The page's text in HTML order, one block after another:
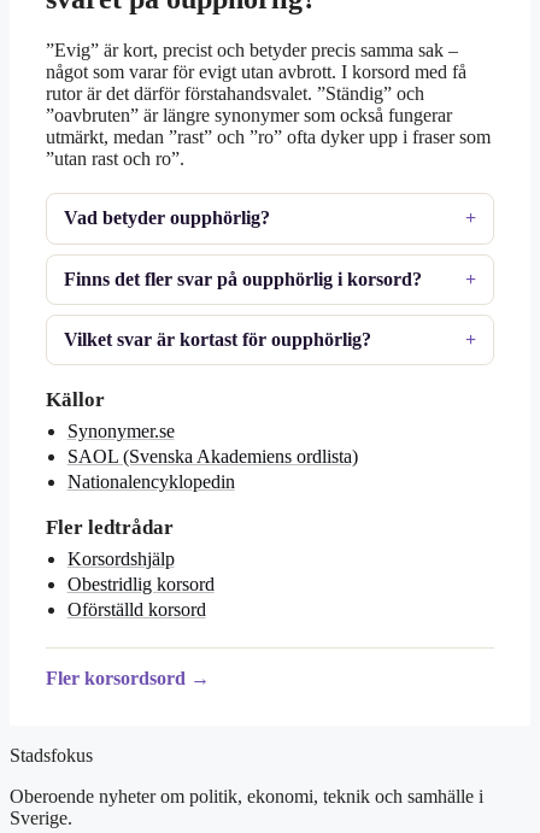
”Evig” är kort, precist och betyder precis samma sak –
något som varar för evigt utan avbrott. I korsord med få
rutor är det därför förstahandsvalet. ”Ständig” och
”oavbruten” är längre synonymer som också fungerar
utmärkt, medan ”rast” och ”ro” ofta dyker upp i fraser som
”utan rast och ro”.
Vad betyder oupphörlig?
Finns det fler svar på oupphörlig i korsord?
Vilket svar är kortast för oupphörlig?
Källor
Synonymer.se
SAOL (Svenska Akademiens ordlista)
Nationalencyklopedin
Fler ledtrådar
Korsordshjälp
Obestridlig korsord
Oförställd korsord
Fler korsordsord →
Stadsfokus
Oberoende nyheter om politik, ekonomi, teknik och samhälle i
Sverige.